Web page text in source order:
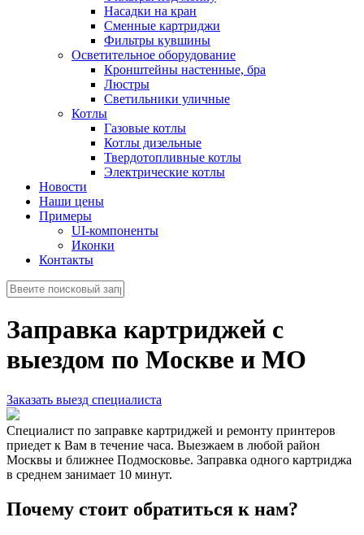
Насадки на кран
Сменные картриджи
Фильтры кувшины
Осветительное оборудование
Кронштейны настенные, бра
Люстры
Светильники уличные
Котлы
Газовые котлы
Котлы дизельные
Твердотопливные котлы
Электрические котлы
Новости
Наши цены
Примеры
UI-компоненты
Иконки
Контакты
Заправка картриджей с
выездом по Москве и МО
Заказать выезд специалиста
Специалист по заправке картриджей и ремонту принтеров
приедет к Вам в течение часа. Выезжаем в любой район
Москвы и ближнее Подмосковье. Заправка одного картриджа
в среднем занимает 10 минут.
Почему стоит обратиться к нам?